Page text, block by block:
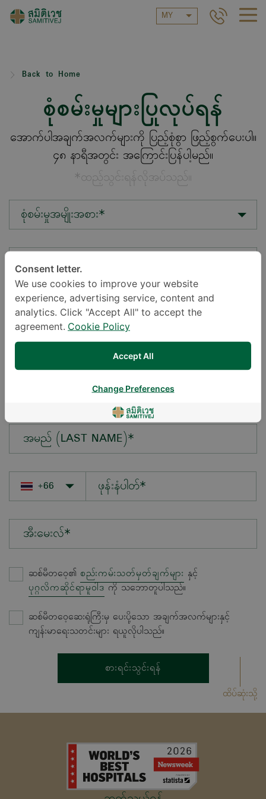
MY
Back to Home
စုံစမ်းမှုများပြုလုပ်ရန်
အောက်ပါအချက်အလက်များကို ပြည့်စုံစွာ ဖြည့်စွက်ပေးပါ။
၄၈ နာရီအတွင်း အကြောင်းပြန်ပါ့မည်။
*ထည့်သွင်းရန်လိုအပ်သည်။
စုံစမ်းမှုအမျိုးအစား*
တည်နေရာ*
မေးလိုသောမေးခွန်း*
အမည် (FIRST NAME)*
အမည် (LAST NAME)*
အီးမေးလ်*
ဆစ်မီတဝေ့၏ စည်းကမ်းသတ်မှတ်ချက်များ နှင့်
ပုဂ္ဂလိကဆိုင်ရာမူဝါဒ ကို သဘောတူပါသည်။
ဆစ်မီတဝေ့ဆေးရုံကြီးမှ ပေးပို့သော အချက်အလက်များနှင့်
ကျန်းမာရေးသတင်းများ ရယူလိုပါသည်။
စားရင်းသွင်းရန်
ထိပ်ဆုံးသို့
Consent letter.
We use cookies to improve your website
experience, advertising service, content and
analytics. Click "Accept All" to accept the
agreement. Cookie Policy
Accept All
Change Preferences